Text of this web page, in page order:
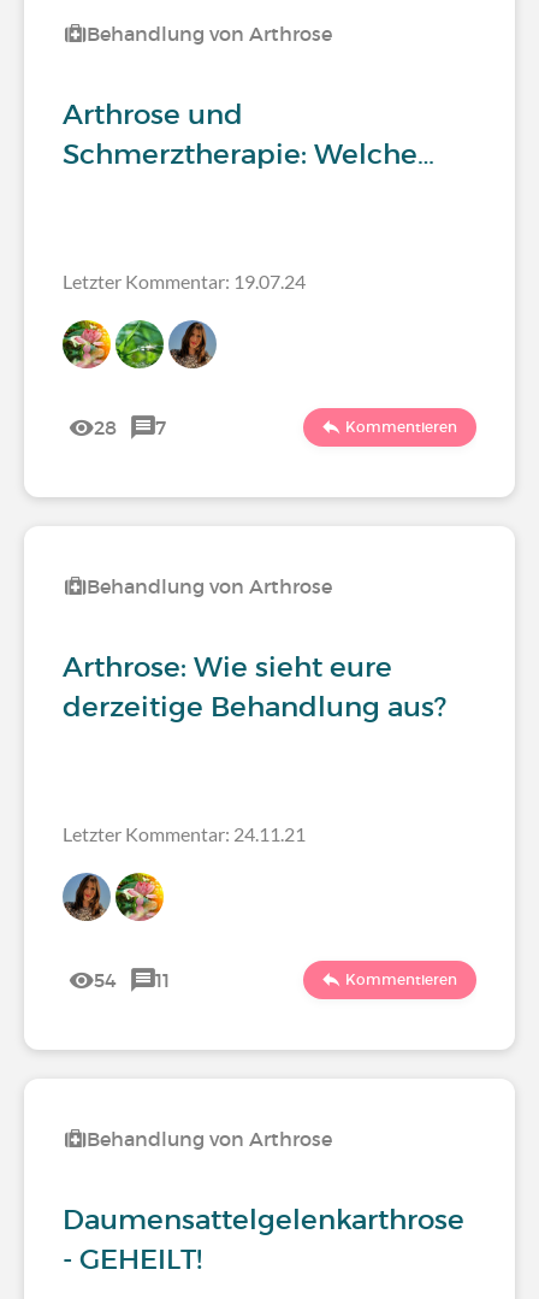
Behandlung von Arthrose
Arthrose und
Schmerztherapie: Welche…
Letzter Kommentar: 19.07.24
28 7 Kommentieren
Behandlung von Arthrose
Arthrose: Wie sieht eure
derzeitige Behandlung aus?
Letzter Kommentar: 24.11.21
54 11 Kommentieren
Behandlung von Arthrose
Daumensattelgelenkarthrose
- GEHEILT!